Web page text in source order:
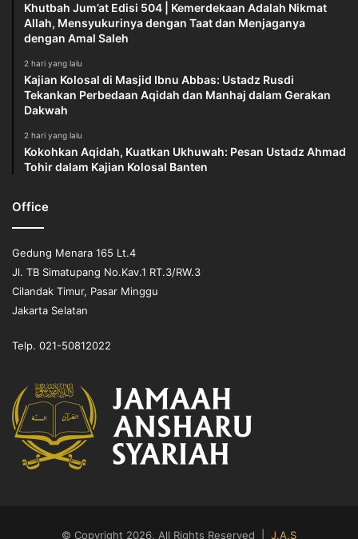
Termasuk kekuatan adalah kekuatan ilmu, ekonomi, media,
pendidikan, dan dakwah. Kita harus bersatu, menyusun
strategi dakwah, membangun kesadaran umat, dan
menanamkan ghirah terhadap umat Islam di mana pun
berada.
Mari kita jadikan Syawal ini sebagai titik balik kebangkitan,
bukan hanya seremonial kemenangan. Bangkit membela
kehormatan umat, terutama saudara kita di Palestina —
بَارَكَ اللهُ لِيْ وَلَكُمْ فِي الْقُرْآنِ الْعَظِيْمِ، وَنَفَعَنِيْ وَإِيَّاكُمْ بِمَا فِيْهِ مِنَ
Khutbah Kedua
الْحَمْدُ لِلَّهِ الَّذِيْ أَرْسَلَ رَسُوْلَهُ بِالْهُدَى وَدِيْنِ الْحَقِّ لِيُظْهِرَهُ عَلَى الدِّيْنِ
Khutbah Jum’at Edisi 504 | Kemerdekaan Adalah Nikmat
Allah, Mensyukurinya dengan Taat dan Menjaganya
dengan Amal Saleh
2 hari yang lalu
Kajian Kolosal di Masjid Ibnu Abbas: Ustadz Rusdi
Tekankan Perbedaan Aqidah dan Manhaj dalam Gerakan
Dakwah
2 hari yang lalu
Kokohkan Aqidah, Kuatkan Ukhuwah: Pesan Ustadz Ahmad
Tohir dalam Kajian Kolosal Banten
Office
Gedung Menara 165 Lt.4
Jl. TB Simatupang No.Kav.1 RT.3/RW.3
Cilandak Timur, Pasar Minggu
Jakarta Selatan
Telp. 021-50812022
© Copyright 2026, All Rights Reserved | J.A.S